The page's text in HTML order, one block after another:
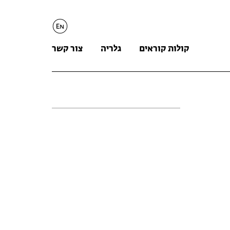
English
צור קשר גלריה קולות קוראים